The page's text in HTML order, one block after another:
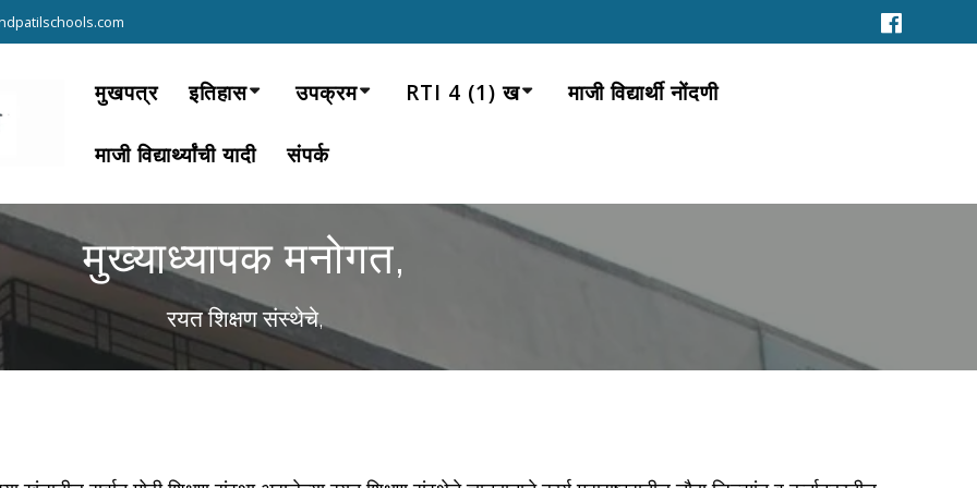
मुखपत्र इतिहास उपक्रम RTI 4 (1) ख माजी विद्यार्थी नोंदणी
माजी विद्यार्थ्यांची यादी संपर्क
मुख्याध्यापक मनोगत,
रयत शिक्षण संस्थेचे,